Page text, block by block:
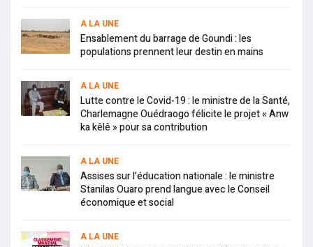
A LA UNE
Ensablement du barrage de Goundi : les
populations prennent leur destin en mains
A LA UNE
Lutte contre le Covid-19 : le ministre de la Santé,
Charlemagne Ouédraogo félicite le projet « Anw
ka kêlê » pour sa contribution
A LA UNE
Assises sur l’éducation nationale : le ministre
Stanilas Ouaro prend langue avec le Conseil
économique et social
A LA UNE